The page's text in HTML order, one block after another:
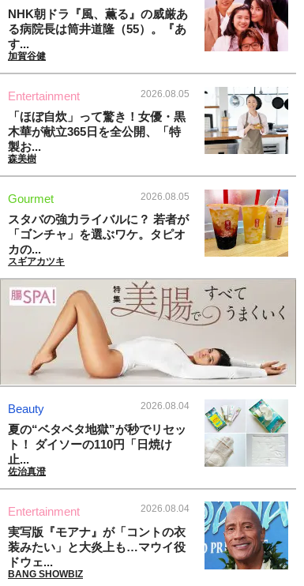
NHK朝ドラ『風、薫る』の威厳あ
る病院長は筒井道隆（55）。『あ
す...
加賀谷健
Entertainment 2026.08.05
「ほぼ自炊」って驚き！女優・黒
木華が献立365日を全公開、「特
製お...
森美樹
Gourmet 2026.08.05
スタバの強力ライバルに？ 若者が
「ゴンチャ」を選ぶワケ。タピオ
カの...
スギアカツキ
Beauty 2026.08.04
夏の“ベタベタ地獄”が秒でリセッ
ト！ ダイソーの110円「日焼け
止...
佐治真澄
Entertainment 2026.08.04
実写版『モアナ』が「コントの衣
装みたい」と大炎上も…マウイ役
ドウェ...
BANG SHOWBIZ